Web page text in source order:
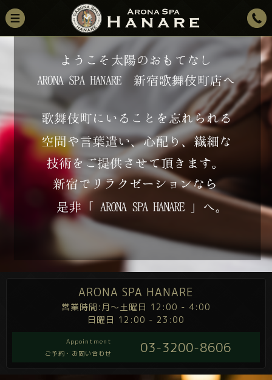
ARONA SPA HANARE
営業時間:月～土曜日 12:00 - 4:00
日曜日 12:00 - 23:00
Appointment
ご予約・お問い合わせ
03-3200-8606